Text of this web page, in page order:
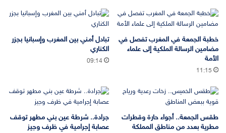
خطبة الجمعة في المغرب تفصل في
مضامين الرسالة الملكية إلى علماء
الأمة
11:15
تبادل أمني بين المغرب وإسبانيا بجزر
الكناري
09:14
طقس الجمعة.. أجواء حارة وقطرات
مطرية بعدد من مناطق المملكة
جرادة.. شرطة عين بني مطهر توقف
عصابة إجرامية في ظرف وجيز